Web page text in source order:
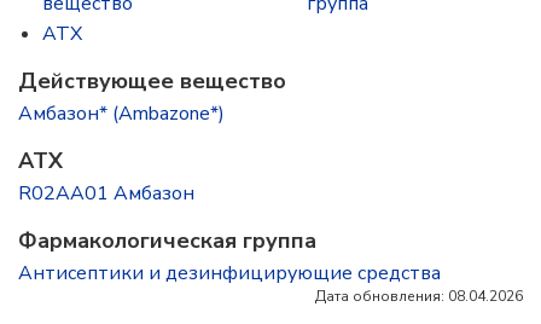
ATX
Действующее вещество
Амбазон* (Ambazone*)
ATX
R02AA01 Амбазон
Фармакологическая группа
Антисептики и дезинфицирующие средства
Дата обновления: 08.04.2026